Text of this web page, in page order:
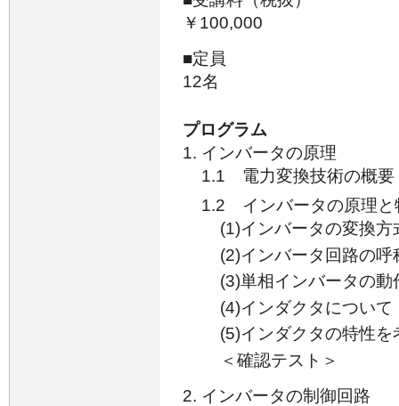
￥100,000
■定員
12名
プログラム
インバータの原理
1.1 電力変換技術の概要
1.2 インバータの原理と
(1)インバータの変換方
(2)インバータ回路の呼
(3)単相インバータの動
(4)インダクタについて
(5)インダクタの特性
＜確認テスト＞
インバータの制御回路